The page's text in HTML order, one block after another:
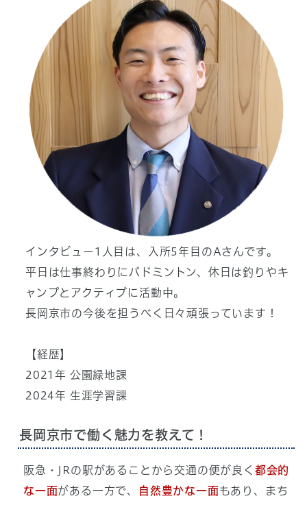
インタビュー1人目は、入所5年目のAさんです。
平日は仕事終わりにバドミントン、休日は釣りやキ
ャンプとアクティブに活動中。
長岡京市の今後を担うべく日々頑張っています！
【経歴】
2021年 公園緑地課
2024年 生涯学習課
長岡京市で働く魅力を教えて！
阪急・JRの駅があることから交通の便が良く 都会的
な一面がある一方で、 自然豊かな一面もあり、まち